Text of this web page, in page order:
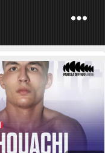
KSW»Kolejne
karty walk gali w